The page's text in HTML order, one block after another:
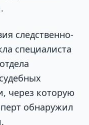
следственно-
специалиста
через которую
обнаружил